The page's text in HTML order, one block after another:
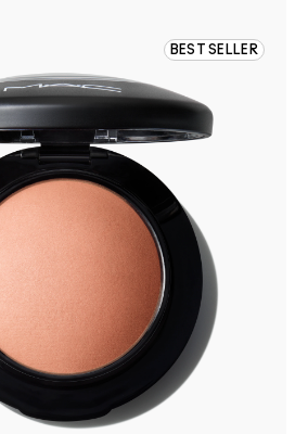
BEST SELLER